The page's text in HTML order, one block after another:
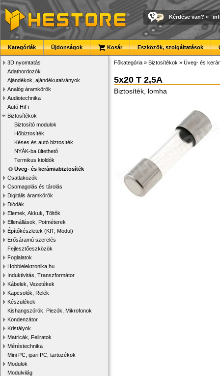
Kérdése van? »
Kategóriák Újdonságok Kosár Eszközök, szolgáltatások
3D nyomtatás
Adathordozók
Ajándékok, ajándékutalványok
Analóg áramkörök
Audiotechnika
Autó HiFi
Biztosítékok
Biztosító modulok
Hőbiztosíték
Késes és autó biztosíték
NYÁK-ba ültethető
Termikus kioldók
Üveg- és kerámiabiztosíték
Csatlakozók
Csomagolás és tárolás
Digitális áramkörök
Diódák
Elemek, Akkuk, Töltők
Ellenállások, Potméterek
Építőkészletek (KIT, Modul)
Erősáramú szerelés
Fejlesztőeszközök
Foglalatok
Hobbielektronika.hu
Induktivitás, Transzformátor
Kábelek, Vezetékek
Kapcsolók, Relék
Készülékek
Kishangszórók, Piezók, Mikrofonok
Kondenzátor
Kristályok
Matricák, Feliratok
Méréstechnika
Mini PC, ipari PC, tartozékok
Modulok
Modulvilág
Főkategória » Biztosítékok » Üveg- és
5x20 T 2,5A
Biztosíték, lomha